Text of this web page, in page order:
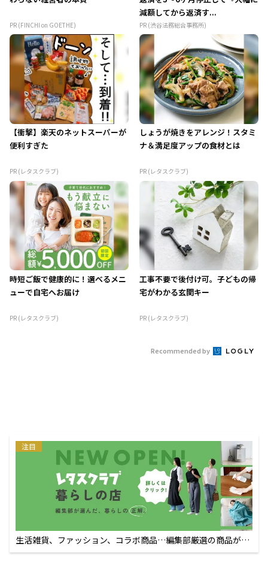
PR (FINCHI on GOETHE)
減額してから返済す...
PR (渋谷法務総合事務所)
【衝撃】楽天のネットスーパーが
便利すぎた
PR (レタスクラブ)
しょうが焼きをアレンジ！スタミ
ナ＆満足度アップの食材とは
PR (レタスクラブ)
時短ご飯で健康的に！選べるメニ
ューで自宅へお届け
PR (レタスクラブ)
工事不要で後付け可。子どもの帰
宅がわかる玄関キー
PR (レタスクラブ)
Recommended by
注目
生活雑貨、ファッション、コラボ商品…編集部厳選の商品が買
えるECサイト